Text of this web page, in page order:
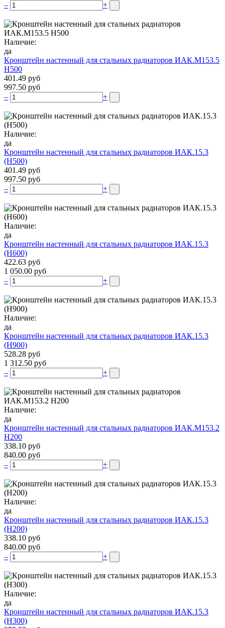
–
+
Наличие:
да
Кронштейн настенный для стальных радиаторов ИАК.М153.5
Н500
401.49 руб
997.50 руб
–
+
Наличие:
да
Кронштейн настенный для стальных радиаторов ИАК.15.3
(H500)
401.49 руб
997.50 руб
–
+
Наличие:
да
Кронштейн настенный для стальных радиаторов ИАК.15.3
(H600)
422.63 руб
1 050.00 руб
–
+
Наличие:
да
Кронштейн настенный для стальных радиаторов ИАК.15.3
(H900)
528.28 руб
1 312.50 руб
–
+
Наличие:
да
Кронштейн настенный для стальных радиаторов ИАК.М153.2
Н200
338.10 руб
840.00 руб
–
+
Наличие:
да
Кронштейн настенный для стальных радиаторов ИАК.15.3
(H200)
338.10 руб
840.00 руб
–
+
Наличие:
да
Кронштейн настенный для стальных радиаторов ИАК.15.3
(H300)